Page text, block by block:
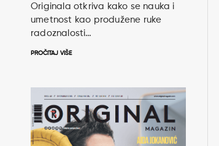
Originala otkriva kako se nauka i
umetnost kao produžene ruke
radoznalosti…
PROČITAJ VIŠE